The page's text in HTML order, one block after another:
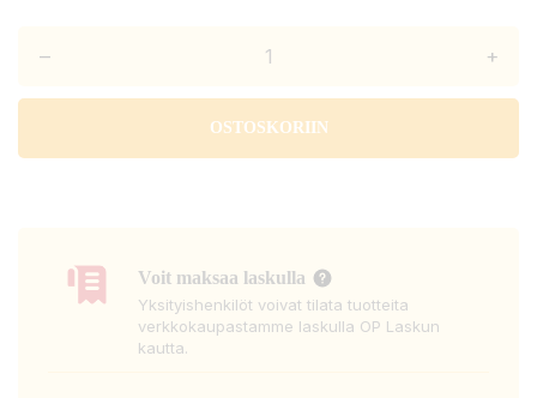
– +
OSTOSKORIIN
Voit maksaa laskulla
Yksityishenkilöt voivat tilata tuotteita
verkkokaupastamme laskulla OP Laskun
kautta.